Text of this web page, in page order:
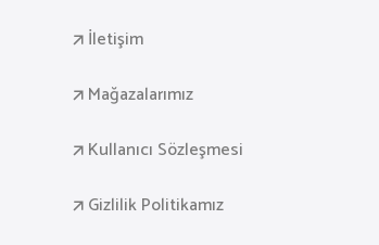
İletişim
Mağazalarımız
Kullanıcı Sözleşmesi
Gizlilik Politikamız